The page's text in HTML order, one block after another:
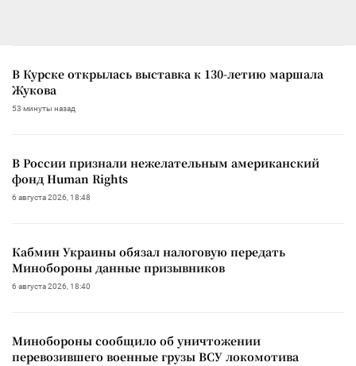
В Курске открылась выставка к 130-летию маршала
Жукова
53 минуты назад
В России признали нежелательным американский
фонд Human Rights
6 августа 2026, 18:48
Кабмин Украины обязал налоговую передать
Минобороны данные призывников
6 августа 2026, 18:40
Минобороны сообщило об уничтожении
перевозившего военные грузы ВСУ локомотива